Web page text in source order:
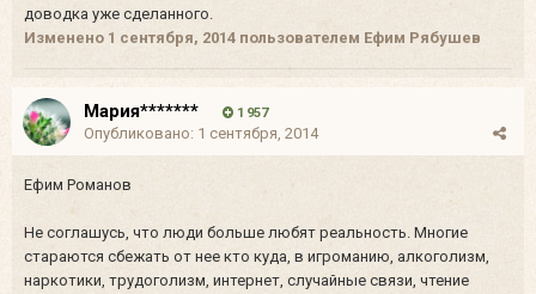
доводка уже сделанного.
Изменено 1 сентября, 2014 пользователем Ефим Рябушев
Мария******* 1 957
Опубликовано: 1 сентября, 2014
Ефим Романов
Не соглашусь, что люди больше любят реальность. Многие
стараются сбежать от нее кто куда, в игроманию, алкоголизм,
наркотики, трудоголизм, интернет, случайные связи, чтение